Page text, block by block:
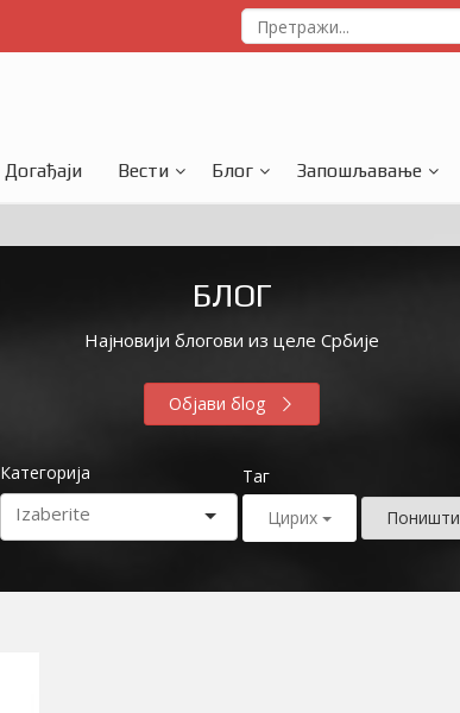
Догађаји Вести Блог Запошљавање
БЛОГ
Најновији блогови из целе Србије
Објави бlog
Категорија
Таг
Цирих
Поништи